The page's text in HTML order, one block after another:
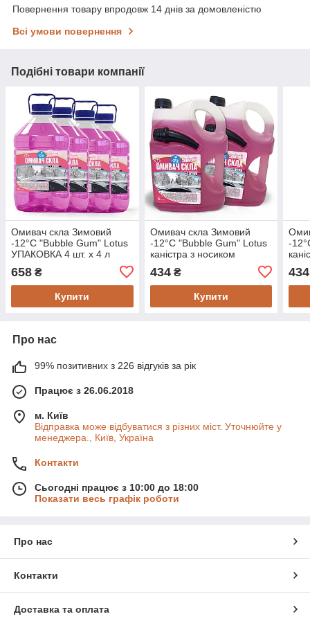
Повернення товару впродовж 14 днів за домовленістю
Всі умови повернення
Подібні товари компанії
Омивач скла Зимовий
-12°C "Bubble Gum" Lotus
УПАКОВКА 4 шт. x 4 л
658 ₴
Купити
Омивач скла Зимовий
-12°C "Bubble Gum" Lotus
каністра з носиком
434₴
Купити
-
434
Про нас
99% позитивних з 226 відгуків за рік
Працює з 26.06.2018
м. Київ
Відправка може відбуватися з різних міст. Уточнюйте у
менеджера., Київ, Україна
Контакти
Сьогодні працює з 10:00 до 18:00
Показати весь графік роботи
Про нас
Контакти
Доставка та оплата